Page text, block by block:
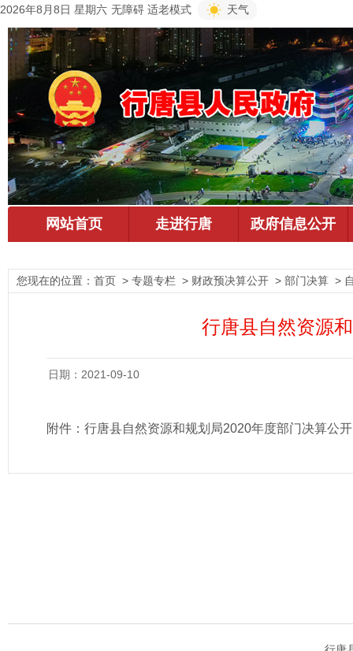
2026年8月8日 星期六 无障碍 适老模式 天气
您现在的位置： 首页 > 专题专栏 > 财政预决算公开 > 部门决算 >
行唐县自然资源
日期：2021-09-10
附件： 行唐县自然资源和规划局2020年度部门决算公开